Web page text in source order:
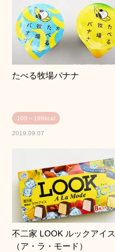
たべる牧場バナナ
100～199kcal
2019.09.07
不二家 LOOK ルックアイス
（ア・ラ・モード）